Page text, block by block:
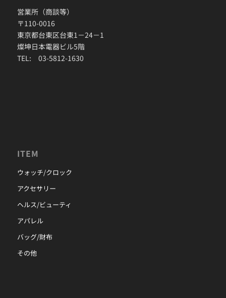
営業所（商談等）
〒110-0016
東京都台東区台東1－24－1
燦坤日本電器ビル5階
TEL: 03-5812-1630
ITEM
ウォッチ/クロック
アクセサリー
ヘルス/ビューティ
アパレル
バッグ/財布
その他